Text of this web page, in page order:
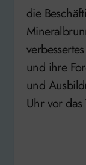
die
und ihre
und
Uhr vor das